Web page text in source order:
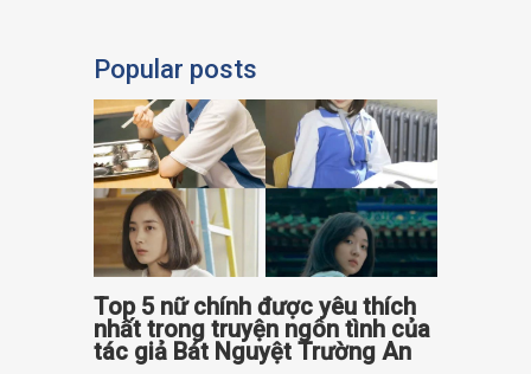
Popular posts
Top 5 nữ chính được yêu thích
nhất trong truyện ngôn tình của
tác giả Bát Nguyệt Trường An